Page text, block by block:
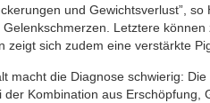
und Gewichtsverlust”,
Letztere
zeigt sich zudem eine verstärkte
macht die Diagnose schwierig:
der Kombination aus